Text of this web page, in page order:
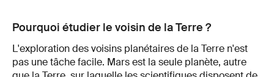
Pourquoi étudier le voisin de la Terre ?
L'exploration des voisins planétaires de la Terre n'est
pas une tâche facile. Mars est la seule planète, autre